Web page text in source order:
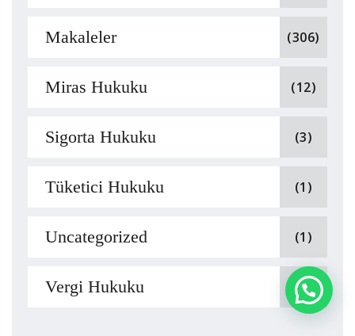
Makaleler (306)
Miras Hukuku (12)
Sigorta Hukuku (3)
Tüketici Hukuku (1)
Uncategorized (1)
Vergi Hukuku (3)